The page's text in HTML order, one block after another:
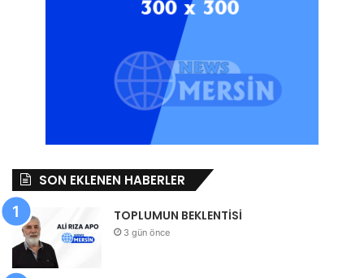
SON EKLENEN HABERLER
TOPLUMUN BEKLENTİSİ
3 gün önce